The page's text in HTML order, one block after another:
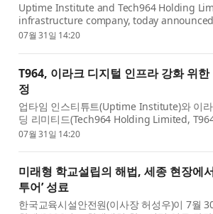
Uptime Institute and Tech964 Holding
infrastructure company, today
accelerate Iraq’s digital transformation.
07월 31일 14:20
T964, 이라크 디지털 인프라 강화 위
정
업타임 인스티튜트(Uptime Institute)와 이
딩 리미티드(Tech964 Holding Limited,
기적인 전략적 파트너십을 발표했다. 이...
07월 31일 14:20
미래형 학교설립의 해법, 세종 현장에
투어’ 성료
한국교육시설안전원(이사장 허성우)이 7월